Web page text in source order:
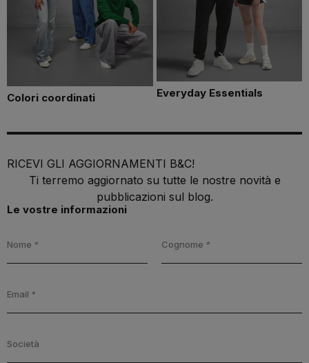
Colori coordinati Everyday Essentials
RICEVI GLI AGGIORNAMENTI B&C!
Ti terremo aggiornato su tutte le nostre novità e
pubblicazioni sul blog.
Le vostre informazioni
Nome * Cognome *
Email *
Società